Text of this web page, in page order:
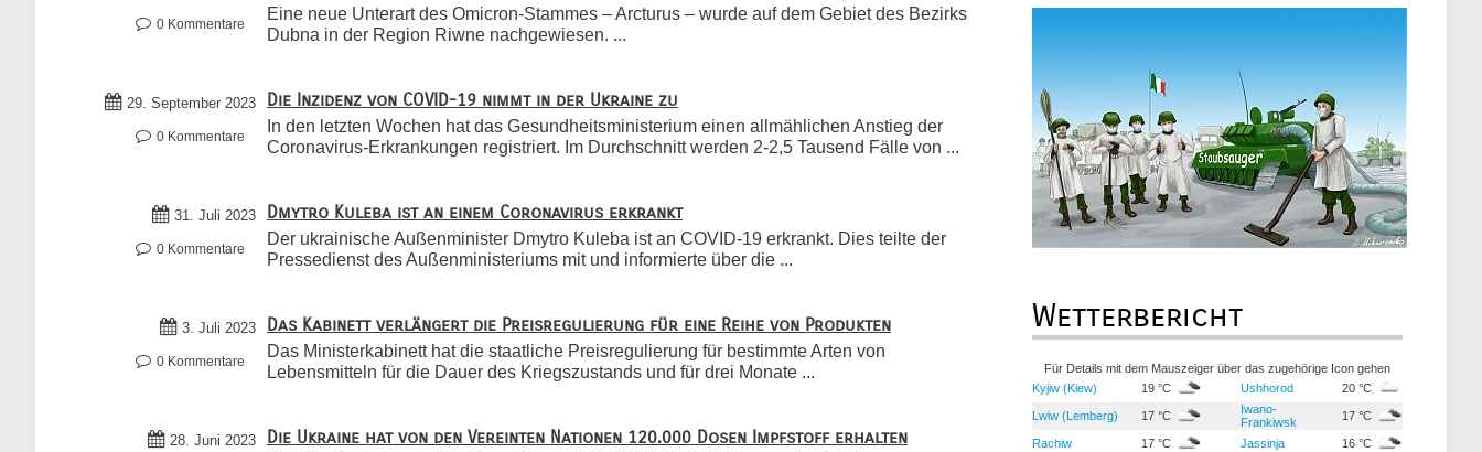
0 Kommentare
Eine neue Unterart des Omicron-Stammes – Arcturus – wurde auf dem Gebiet des Bezirks
Dubna in der Region Riwne nachgewiesen. ...
29. September 2023
0 Kommentare
Die Inzidenz von COVID-19 nimmt in der Ukraine zu
In den letzten Wochen hat das Gesundheitsministerium einen allmählichen Anstieg der
Coronavirus-Erkrankungen registriert. Im Durchschnitt werden 2-2,5 Tausend Fälle von ...
31. Juli 2023
0 Kommentare
Dmytro Kuleba ist an einem Coronavirus erkrankt
Der ukrainische Außenminister Dmytro Kuleba ist an COVID-19 erkrankt. Dies teilte der
Pressedienst des Außenministeriums mit und informierte über die ...
3. Juli 2023
0 Kommentare
Das Kabinett verlängert die Preisregulierung für eine Reihe von Produkten
Das Ministerkabinett hat die staatliche Preisregulierung für bestimmte Arten von
Lebensmitteln für die Dauer des Kriegszustands und für drei Monate ...
28. Juni 2023 Die Ukraine hat von den Vereinten Nationen 120.000 Dosen Impfstoff erhalten
Wetterbericht
Für Details mit dem Mauszeiger über das zugehörige Icon gehen
Kyjiw (Kiew)
19 °C Ushhorod 20 °C
Lwiw (Lemberg) 17 °C
Iwano-
Frankiwsk
17 °C
Rachiw 17 °C Jassinja 16 °C